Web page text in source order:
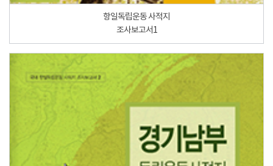
항일독립운동 사적지
조사보고서1